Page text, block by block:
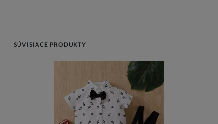
SÚVISIACE PRODUKTY